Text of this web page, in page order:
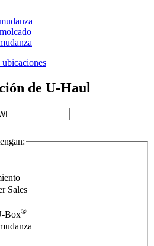
ubicaciones
de U-Haul
Sales
Box®